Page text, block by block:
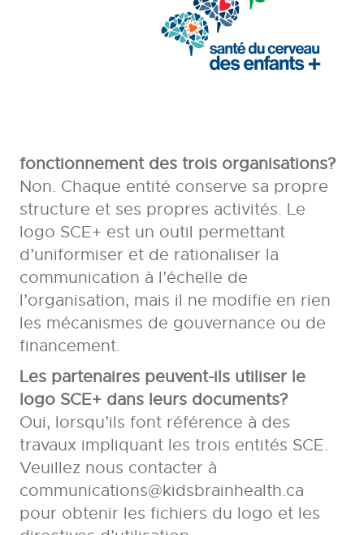
fonctionnement des trois organisations?
Non. Chaque entité conserve sa propre
structure et ses propres activités. Le
logo SCE+ est un outil permettant
d’uniformiser et de rationaliser la
communication à l’échelle de
l’organisation, mais il ne modifie en rien
les mécanismes de gouvernance ou de
financement.
Les partenaires peuvent-ils utiliser le
logo SCE+ dans leurs documents?
Oui, lorsqu’ils font référence à des
travaux impliquant les trois entités SCE.
Veuillez nous contacter à
communications@kidsbrainhealth.ca
pour obtenir les fichiers du logo et les